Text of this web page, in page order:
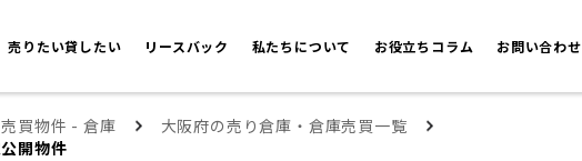
売りたい貸したい リースバック 私たちについて お役立ちコラム お問い合わせ
売買物件 - 倉庫
大阪府の売り倉庫・倉庫売買一覧
開物件